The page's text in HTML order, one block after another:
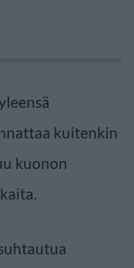
kuitenkin
kuonon